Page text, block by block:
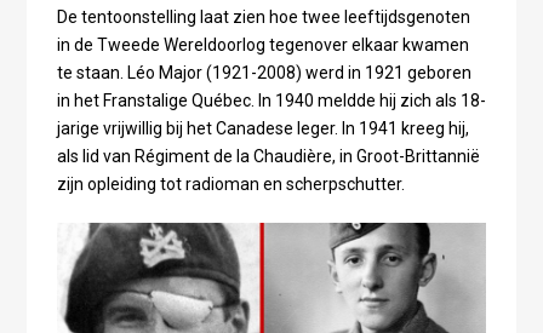
De tentoonstelling laat zien hoe twee leeftijdsgenoten
in de Tweede Wereldoorlog tegenover elkaar kwamen
te staan. Léo Major (1921-2008) werd in 1921 geboren
in het Franstalige Québec. In 1940 meldde hij zich als 18-
jarige vrijwillig bij het Canadese leger. In 1941 kreeg hij,
als lid van Régiment de la Chaudière, in Groot-Brittannië
zijn opleiding tot radioman en scherpschutter.